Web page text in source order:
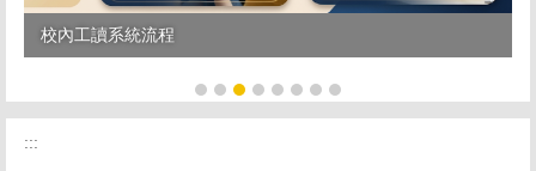
校內工讀系統流程
tpass 2.0+ 再升級
:::